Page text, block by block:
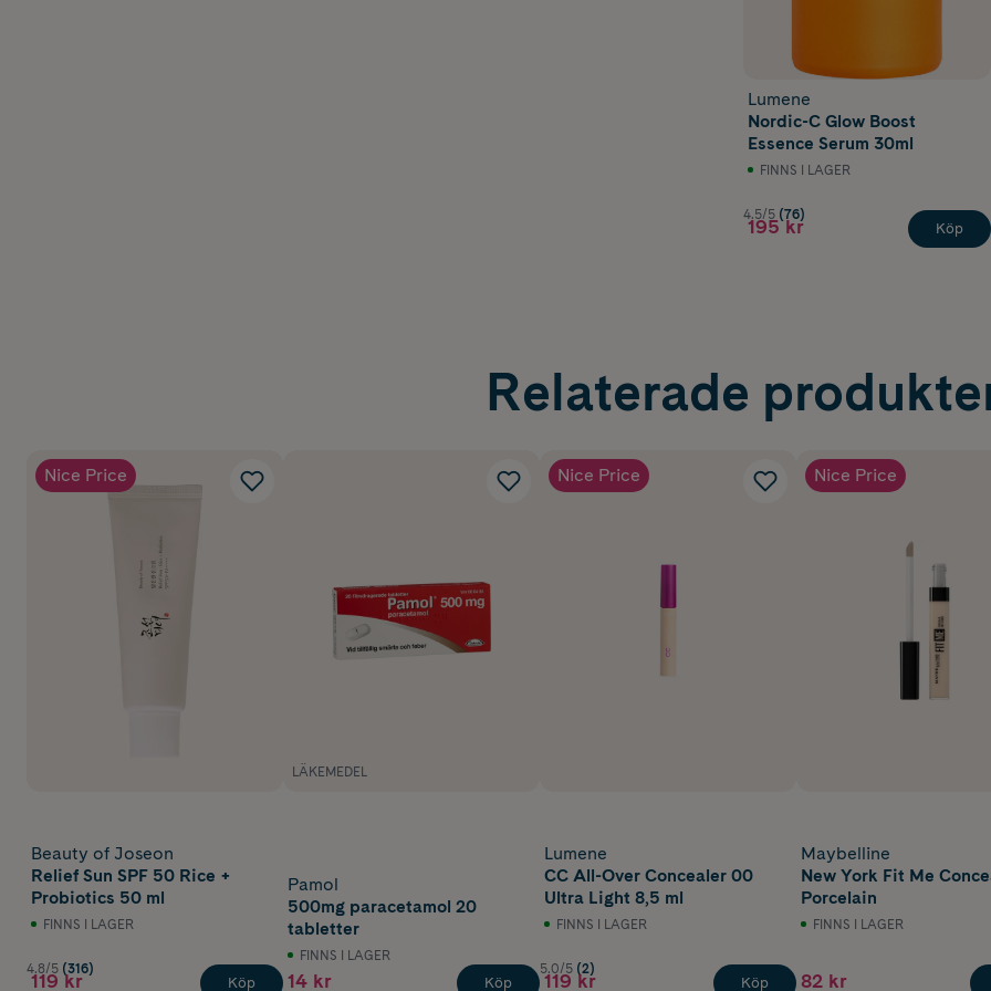
Lumene
Nordic-C Glow Boost
Essence Serum 30ml
FINNS I LAGER
4.5/5 (76)
195 kr Köp
Relaterade
Nice Price
Beauty of Joseon
Relief Sun SPF 50 Rice +
Probiotics 50 ml
FINNS I LAGER
4.8/5 (316)
119 kr Köp
LÄKEMEDEL
Pamol
500mg paracetamol 20
tabletter
FINNS I LAGER
14 kr Köp
Nice Price
Lumene
CC All-Over Concealer 00
Ultra Light 8,5 ml
FINNS I LAGER
5.0/5 (2)
119 kr Köp
Nice Price
Maybelline
New York Fit Me
Porcelain
FINNS I LAGER
82 kr